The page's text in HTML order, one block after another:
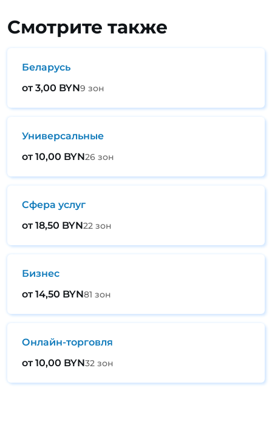
Смотрите также
Беларусь
от 3,00 BYN9 зон
Универсальные
от 10,00 BYN26 зон
Сфера услуг
от 18,50 BYN22 зон
Бизнес
от 14,50 BYN81 зон
Онлайн-торговля
от 10,00 BYN32 зон